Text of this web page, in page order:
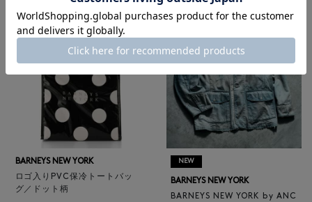
BARNEYS NEW YORK
ロゴ入りPVC保冷トートバッ
グ／ドット柄
NEW
BARNEYS NEW YORK
BARNEYS NEW YORK by ANC